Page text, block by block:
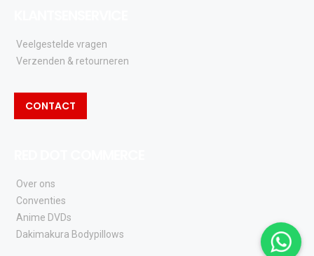
Veelgestelde vragen
Verzenden & retourneren
CONTACT
Over ons
Conventies
Anime DVDs
Dakimakura Bodypillows